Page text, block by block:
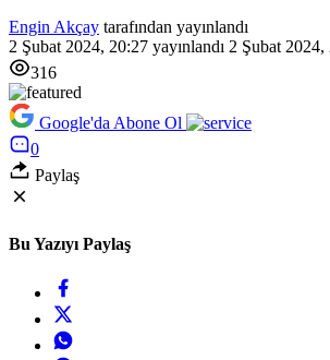
Engin Akçay tarafından yayınlandı
2 Şubat 2024, 20:27 yayınlandı 2 Şubat 2024,
316
Google'da Abone Ol
0
Paylaş
Bu Yazıyı Paylaş